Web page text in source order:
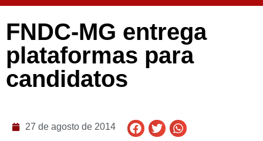
FNDC-MG entrega
plataformas para
candidatos
27 de agosto de 2014